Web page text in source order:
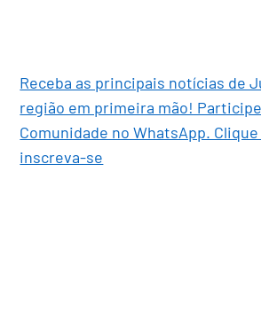
Receba as principais notícias de
região em primeira mão!
Comunidade no WhatsApp.
inscreva-se